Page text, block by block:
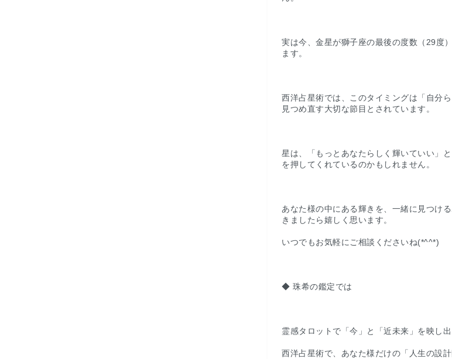
実は今、金星が獅子座の最後の度数（29度
ます。
西洋占星術では、このタイミングは「自分
見つめ直す大切な節目とされています。
星は、「もっとあなたらしく輝いていい」
を押してくれているのかもしれません。
あなた様の中にある輝きを、一緒に見つけ
きましたら嬉しく思います。
いつでもお気軽にご相談くださいね(*^^*)
◆ 珠希の鑑定では
霊感タロットで「今」と「近未来」を映し出
西洋占星術で、あなた様だけの「人生の設